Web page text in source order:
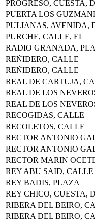
PROGRESO, CUESTA,
PUERTA LOS
PULIANAS, AVENIDA,
PURCHE, CALLE, EL
RADIO GRANADA,
REÑIDERO, CALLE
REÑIDERO, CALLE
REAL DE CARTUJA,
REAL DE LOS
REAL DE LOS
RECOGIDAS, CALLE
RECOLETOS, CALLE
RECTOR ANTONIO
RECTOR ANTONIO
RECTOR MARIN
REY ABU SAID, CALLE
REY BADIS, PLAZA
REY CHICO, CUESTA,
RIBERA DEL BEIRO,
RIBERA DEL BEIRO,